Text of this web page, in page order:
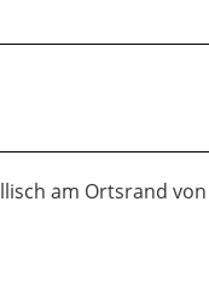
am Ortsrand von